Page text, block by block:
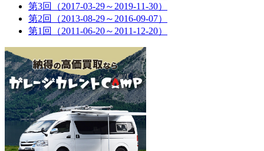
第3回（2017-03-29～2019-11-30）
第2回（2013-08-29～2016-09-07）
第1回（2011-06-20～2011-12-20）